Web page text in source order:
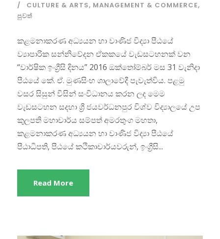
CULTURE & ARTS, MANAGEMENT & COMMERCE,
පුවත්
කළමනාකරණ අධ්‍යයන හා වාණිජ විද්‍යා පීඨයේ
ව්‍යාපාරික සන්නිවේදන ඒකකයේ වැඩසටහනක් වන
“වාර්ෂික ඉංග්‍රීසි දිනය” 2016 ඔක්තෝම්බර් මස 31 වැනිදා
පීඨයේ කේ. ඒ. මුණසිංහ ශාලාවේදී පැවැත්විය. පළමු
වසර සිසුන් විසින් සංවිධානය කරන ලද මෙම
වැඩසටහන සදහා ශ්‍රී ජයවර්ධනපුර විශ්ව විද්‍යාලයේ උප
කුලපති මහාචාර්ය සම්පත් අමරතුංග මහතා,
කළමනාකරණ අධ්‍යයන හා වාණිජ විද්‍යා පීඨයේ
පීඨාධිපති, පීඨයේ කථිකාචාර්යවරුන්, ඉංග්‍රීසි...
Read More